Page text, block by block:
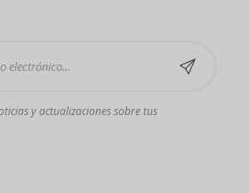
y actualizaciones sobre tus